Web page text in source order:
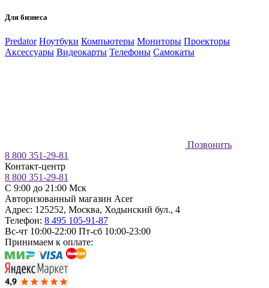
Для бизнеса
Predator Ноутбуки Компьютеры Мониторы Проекторы
Аксессуары Видеокарты Телефоны Самокаты
Позвонить
8 800 351-29-81
Контакт-центр
8 800 351-29-81
C 9:00 до 21:00 Мск
Авторизованный магазин Acer
Адрес: 125252, Москва, Ходынский бул., 4
Телефон: 8 495 105-91-87
Вс-чт 10:00-22:00 Пт-сб 10:00-23:00
Принимаем к оплате: